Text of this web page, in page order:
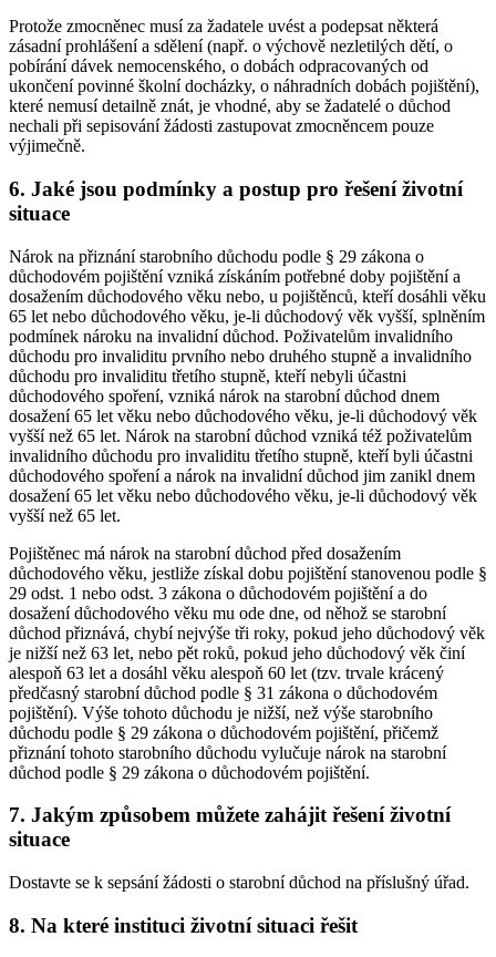
Protože zmocněnec musí za žadatele uvést a podepsat některá
zásadní prohlášení a sdělení (např. o výchově nezletilých dětí, o
pobírání dávek nemocenského, o dobách odpracovaných od
ukončení povinné školní docházky, o náhradních dobách pojištění),
které nemusí detailně znát, je vhodné, aby se žadatelé o důchod
nechali při sepisování žádosti zastupovat zmocněncem pouze
výjimečně.
6. Jaké jsou podmínky a postup pro řešení životní
situace
Nárok na přiznání starobního důchodu podle § 29 zákona o
důchodovém pojištění vzniká získáním potřebné doby pojištění a
dosažením důchodového věku nebo, u pojištěnců, kteří dosáhli věku
65 let nebo důchodového věku, je-li důchodový věk vyšší, splněním
podmínek nároku na invalidní důchod. Poživatelům invalidního
důchodu pro invaliditu prvního nebo druhého stupně a invalidního
důchodu pro invaliditu třetího stupně, kteří nebyli účastni
důchodového spoření, vzniká nárok na starobní důchod dnem
dosažení 65 let věku nebo důchodového věku, je-li důchodový věk
vyšší než 65 let. Nárok na starobní důchod vzniká též poživatelům
invalidního důchodu pro invaliditu třetího stupně, kteří byli účastni
důchodového spoření a nárok na invalidní důchod jim zanikl dnem
dosažení 65 let věku nebo důchodového věku, je-li důchodový věk
vyšší než 65 let.
Pojištěnec má nárok na starobní důchod před dosažením
důchodového věku, jestliže získal dobu pojištění stanovenou podle §
29 odst. 1 nebo odst. 3 zákona o důchodovém pojištění a do
dosažení důchodového věku mu ode dne, od něhož se starobní
důchod přiznává, chybí nejvýše tři roky, pokud jeho důchodový věk
je nižší než 63 let, nebo pět roků, pokud jeho důchodový věk činí
alespoň 63 let a dosáhl věku alespoň 60 let (tzv. trvale krácený
předčasný starobní důchod podle § 31 zákona o důchodovém
pojištění). Výše tohoto důchodu je nižší, než výše starobního
důchodu podle § 29 zákona o důchodovém pojištění, přičemž
přiznání tohoto starobního důchodu vylučuje nárok na starobní
důchod podle § 29 zákona o důchodovém pojištění.
7. Jakým způsobem můžete zahájit řešení životní
situace
Dostavte se k sepsání žádosti o starobní důchod na příslušný úřad.
8. Na které instituci životní situaci řešit